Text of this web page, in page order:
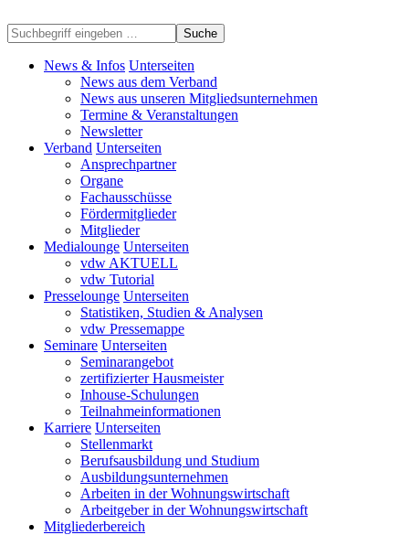
Suche
News & Infos Unterseiten
News aus dem Verband
News aus unseren Mitgliedsunternehmen
Termine & Veranstaltungen
Newsletter
Verband Unterseiten
Ansprechpartner
Organe
Fachausschüsse
Fördermitglieder
Mitglieder
Medialounge Unterseiten
vdw AKTUELL
vdw Tutorial
Presselounge Unterseiten
Statistiken, Studien & Analysen
vdw Pressemappe
Seminare Unterseiten
Seminarangebot
zertifizierter Hausmeister
Inhouse-Schulungen
Teilnahmeinformationen
Karriere Unterseiten
Stellenmarkt
Berufsausbildung und Studium
Ausbildungsunternehmen
Arbeiten in der Wohnungswirtschaft
Arbeitgeber in der Wohnungswirtschaft
Mitgliederbereich